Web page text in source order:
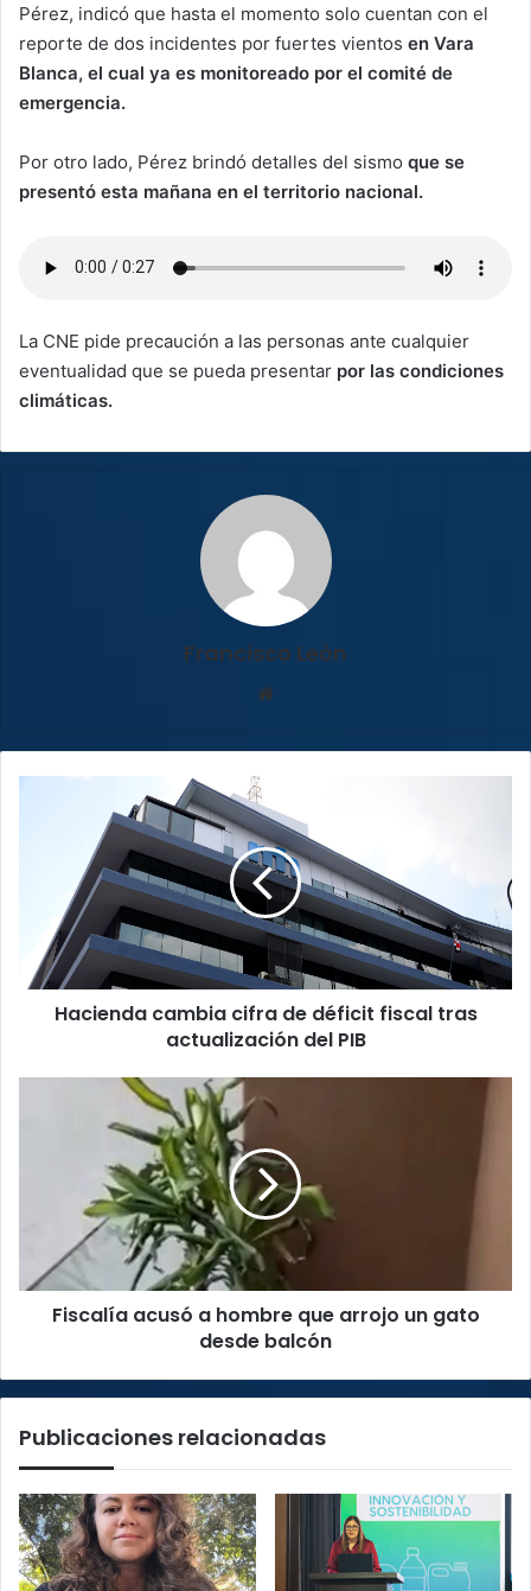
Pérez, indicó que hasta el momento solo cuentan con el
reporte de dos incidentes por fuertes vientos en Vara
Blanca, el cual ya es monitoreado por el comité de
emergencia.
Por otro lado, Pérez brindó detalles del sismo que se
presentó esta mañana en el territorio nacional.
La CNE pide precaución a las personas ante cualquier
eventualidad que se pueda presentar por las condiciones
climáticas.
Francisco León
actualización
del
Hacienda cambia cifra de déficit fiscal tras
actualización del PIB
desde
balcónFiscalía acusó a hombre que arrojo un gato
desde balcón
Publicaciones relacionadas